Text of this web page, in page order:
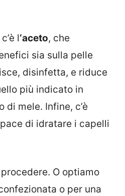
l‘aceto, che
sia sulla pelle
disinfetta, e riduce
più indicato in
di mele. Infine, c’è
di idratare i capelli
O optiamo
o per una